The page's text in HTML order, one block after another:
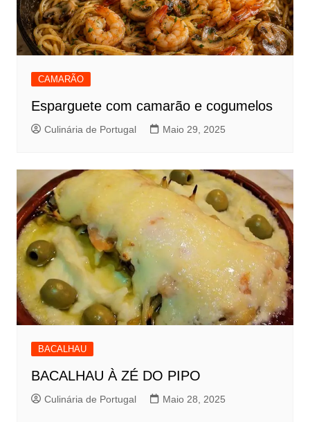
CAMARÃO
Esparguete com camarão e cogumelos
Culinária de Portugal Maio 29, 2025
BACALHAU
BACALHAU À ZÉ DO PIPO
Culinária de Portugal Maio 28, 2025